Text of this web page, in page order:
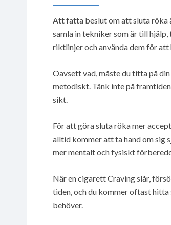
Att fatta beslut om att sluta röka
samla in tekniker som är till
riktlinjer och använda dem för
Oavsett vad, måste du titta på
metodiskt. Tänk inte på
sikt.
För att göra sluta röka mer
alltid kommer att ta hand om sig
mer mentalt och fysiskt
När en cigarett Craving slår,
tiden, och du kommer oftast hitta
behöver.